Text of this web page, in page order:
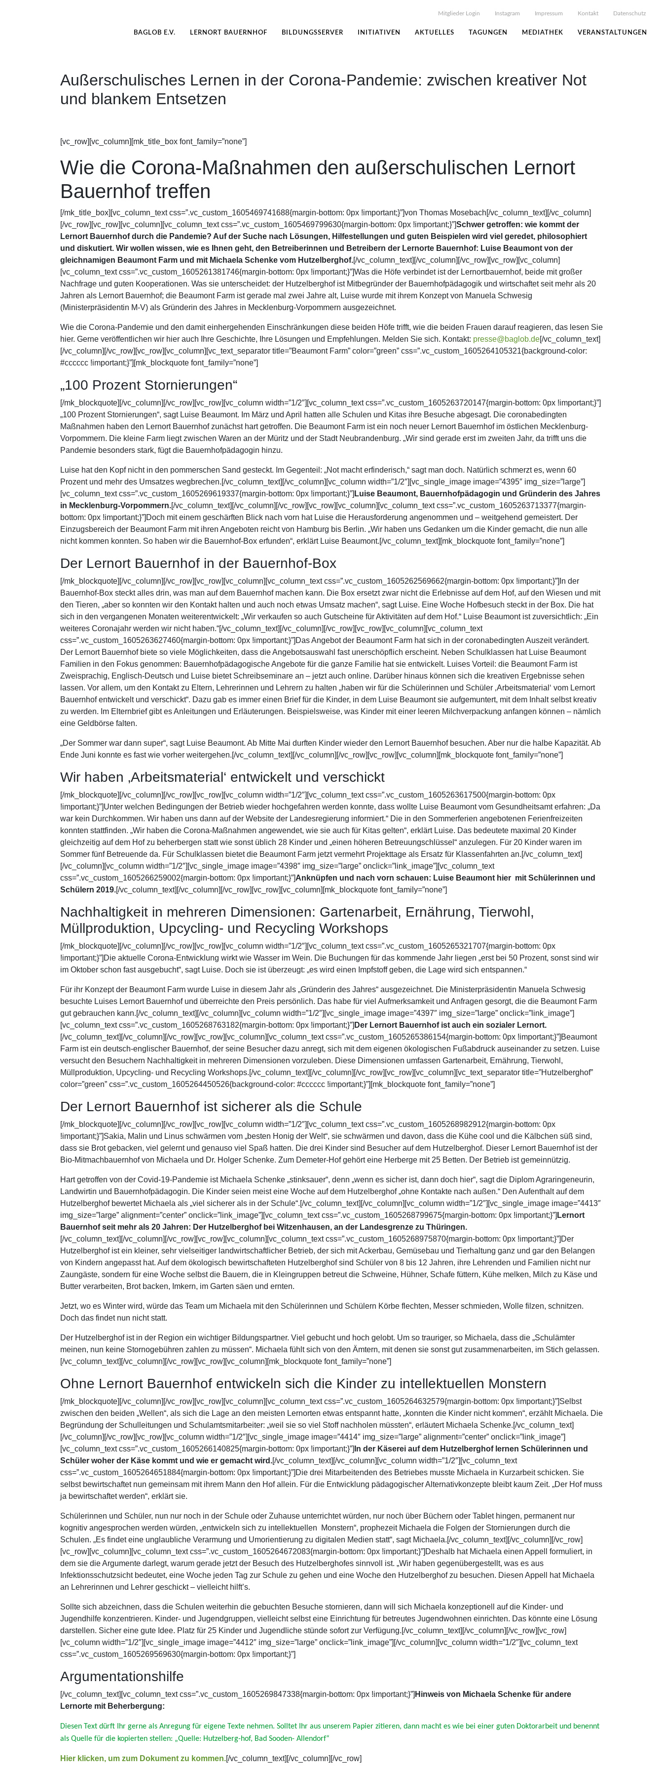
Mitglieder Login Instagram Impressum Kontakt Datenschutz
BAGLOB E.V. LERNORT BAUERNHOF BILDUNGSSERVER INITIATIVEN AKTUELLES TAGUNGEN MEDIATHEK VERANSTALTUNGEN
Außerschulisches Lernen in der Corona-Pandemie: zwischen kreativer Not
und blankem Entsetzen
[vc_row][vc_column][mk_title_box font_family=”none”]
Wie die Corona-Maßnahmen den außerschulischen Lernort
Bauernhof treffen
[/mk_title_box][vc_column_text css=”.vc_custom_1605469741688{margin-bottom: 0px !important;}”]von Thomas Mosebach[/vc_column_text][/vc_column]
[/vc_row][vc_row][vc_column][vc_column_text css=”.vc_custom_1605469799630{margin-bottom: 0px !important;}”]Schwer getroffen: wie kommt der
Lernort Bauernhof durch die Pandemie? Auf der Suche nach Lösungen, Hilfestellungen und guten Beispielen wird viel geredet, philosophiert
und diskutiert. Wir wollen wissen, wie es Ihnen geht, den Betreiberinnen und Betreibern der Lernorte Bauernhof: Luise Beaumont von der
gleichnamigen Beaumont Farm und mit Michaela Schenke vom Hutzelberghof.[/vc_column_text][/vc_column][/vc_row][vc_row][vc_column]
[vc_column_text css=”.vc_custom_1605261381746{margin-bottom: 0px !important;}”]Was die Höfe verbindet ist der Lernortbauernhof, beide mit großer
Nachfrage und guten Kooperationen. Was sie unterscheidet: der Hutzelberghof ist Mitbegründer der Bauernhofpädagogik und wirtschaftet seit mehr als 20
Jahren als Lernort Bauernhof; die Beaumont Farm ist gerade mal zwei Jahre alt, Luise wurde mit ihrem Konzept von Manuela Schwesig
(Ministerpräsidentin M-V) als Gründerin des Jahres in Mecklenburg-Vorpommern ausgezeichnet.
Wie die Corona-Pandemie und den damit einhergehenden Einschränkungen diese beiden Höfe trifft, wie die beiden Frauen darauf reagieren, das lesen Sie
hier. Gerne veröffentlichen wir hier auch Ihre Geschichte, Ihre Lösungen und Empfehlungen. Melden Sie sich. Kontakt: presse@baglob.de[/vc_column_text]
[/vc_column][/vc_row][vc_row][vc_column][vc_text_separator title=”Beaumont Farm” color=”green” css=”.vc_custom_1605264105321{background-color:
#cccccc !important;}”][mk_blockquote font_family=”none”]
„100 Prozent Stornierungen“
[/mk_blockquote][/vc_column][/vc_row][vc_row][vc_column width=”1/2″][vc_column_text css=”.vc_custom_1605263720147{margin-bottom: 0px !important;}”]
„100 Prozent Stornierungen“, sagt Luise Beaumont. Im März und April hatten alle Schulen und Kitas ihre Besuche abgesagt. Die coronabedingten
Maßnahmen haben den Lernort Bauernhof zunächst hart getroffen. Die Beaumont Farm ist ein noch neuer Lernort Bauernhof im östlichen Mecklenburg-
Vorpommern. Die kleine Farm liegt zwischen Waren an der Müritz und der Stadt Neubrandenburg. „Wir sind gerade erst im zweiten Jahr, da trifft uns die
Pandemie besonders stark, fügt die Bauernhofpädagogin hinzu.
Luise hat den Kopf nicht in den pommerschen Sand gesteckt. Im Gegenteil: „Not macht erfinderisch,“ sagt man doch. Natürlich schmerzt es, wenn 60
Prozent und mehr des Umsatzes wegbrechen.[/vc_column_text][/vc_column][vc_column width=”1/2″][vc_single_image image=”4395″ img_size=”large”]
[vc_column_text css=”.vc_custom_1605269619337{margin-bottom: 0px !important;}”] Luise Beaumont, Bauernhofpädagogin und Gründerin des Jahres
in Mecklenburg-Vorpommern.[/vc_column_text][/vc_column][/vc_row][vc_row][vc_column][vc_column_text css=”.vc_custom_1605263713377{margin-
bottom: 0px !important;}”]Doch mit einem geschärften Blick nach vorn hat Luise die Herausforderung angenommen und – weitgehend gemeistert. Der
Einzugsbereich der Beaumont Farm mit ihren Angeboten reicht von Hamburg bis Berlin. „Wir haben uns Gedanken um die Kinder gemacht, die nun alle
nicht kommen konnten. So haben wir die Bauernhof-Box erfunden“, erklärt Luise Beaumont.[/vc_column_text][mk_blockquote font_family=”none”]
Der Lernort Bauernhof in der Bauernhof-Box
[/mk_blockquote][/vc_column][/vc_row][vc_row][vc_column][vc_column_text css=”.vc_custom_1605262569662{margin-bottom: 0px !important;}”]In der
Bauernhof-Box steckt alles drin, was man auf dem Bauernhof machen kann. Die Box ersetzt zwar nicht die Erlebnisse auf dem Hof, auf den Wiesen und mit
den Tieren, „aber so konnten wir den Kontakt halten und auch noch etwas Umsatz machen“, sagt Luise. Eine Woche Hofbesuch steckt in der Box. Die hat
sich in den vergangenen Monaten weiterentwickelt: „Wir verkaufen so auch Gutscheine für Aktivitäten auf dem Hof.“ Luise Beaumont ist zuversichtlich: „Ein
weiteres Coronajahr werden wir nicht haben.“[/vc_column_text][/vc_column][/vc_row][vc_row][vc_column][vc_column_text
css=”.vc_custom_1605263627460{margin-bottom: 0px !important;}”]Das Angebot der Beaumont Farm hat sich in der coronabedingten Auszeit verändert.
Der Lernort Bauernhof biete so viele Möglichkeiten, dass die Angebotsauswahl fast unerschöpflich erscheint. Neben Schulklassen hat Luise Beaumont
Familien in den Fokus genommen: Bauernhofpädagogische Angebote für die ganze Familie hat sie entwickelt. Luises Vorteil: die Beaumont Farm ist
Zweisprachig, Englisch-Deutsch und Luise bietet Schreibseminare an – jetzt auch online. Darüber hinaus können sich die kreativen Ergebnisse sehen
lassen. Vor allem, um den Kontakt zu Eltern, Lehrerinnen und Lehrern zu halten „haben wir für die Schülerinnen und Schüler ‚Arbeitsmaterial‘ vom Lernort
Bauernhof entwickelt und verschickt“. Dazu gab es immer einen Brief für die Kinder, in dem Luise Beaumont sie aufgemuntert, mit dem Inhalt selbst kreativ
zu werden. Im Elternbrief gibt es Anleitungen und Erläuterungen. Beispielsweise, was Kinder mit einer leeren Milchverpackung anfangen können – nämlich
eine Geldbörse falten.
„Der Sommer war dann super“, sagt Luise Beaumont. Ab Mitte Mai durften Kinder wieder den Lernort Bauernhof besuchen. Aber nur die halbe Kapazität. Ab
Ende Juni konnte es fast wie vorher weitergehen.[/vc_column_text][/vc_column][/vc_row][vc_row][vc_column][mk_blockquote font_family=”none”]
Wir haben ‚Arbeitsmaterial‘ entwickelt und verschickt
[/mk_blockquote][/vc_column][/vc_row][vc_row][vc_column width=”1/2″][vc_column_text css=”.vc_custom_1605263617500{margin-bottom: 0px
!important;}”]Unter welchen Bedingungen der Betrieb wieder hochgefahren werden konnte, dass wollte Luise Beaumont vom Gesundheitsamt erfahren: „Da
war kein Durchkommen. Wir haben uns dann auf der Website der Landesregierung informiert.“ Die in den Sommerferien angebotenen Ferienfreizeiten
konnten stattfinden. „Wir haben die Corona-Maßnahmen angewendet, wie sie auch für Kitas gelten“, erklärt Luise. Das bedeutete maximal 20 Kinder
gleichzeitig auf dem Hof zu beherbergen statt wie sonst üblich 28 Kinder und „einen höheren Betreuungschlüssel“ anzulegen. Für 20 Kinder waren im
Sommer fünf Betreuende da. Für Schulklassen bietet die Beaumont Farm jetzt vermehrt Projekttage als Ersatz für Klassenfahrten an.[/vc_column_text]
[/vc_column][vc_column width=”1/2″][vc_single_image image=”4398″ img_size=”large” onclick=”link_image”][vc_column_text
css=”.vc_custom_1605266259002{margin-bottom: 0px !important;}”]Anknüpfen und nach vorn schauen: Luise Beaumont hier mit Schülerinnen und
Schülern 2019.[/vc_column_text][/vc_column][/vc_row][vc_row][vc_column][mk_blockquote font_family=”none”]
Nachhaltigkeit in mehreren Dimensionen: Gartenarbeit, Ernährung, Tierwohl,
Müllproduktion, Upcycling- und Recycling Workshops
[/mk_blockquote][/vc_column][/vc_row][vc_row][vc_column width=”1/2″][vc_column_text css=”.vc_custom_1605265321707{margin-bottom: 0px
!important;}”]Die aktuelle Corona-Entwicklung wirkt wie Wasser im Wein. Die Buchungen für das kommende Jahr liegen „erst bei 50 Prozent, sonst sind wir
im Oktober schon fast ausgebucht“, sagt Luise. Doch sie ist überzeugt: „es wird einen Impfstoff geben, die Lage wird sich entspannen.“
Für ihr Konzept der Beaumont Farm wurde Luise in diesem Jahr als „Gründerin des Jahres“ ausgezeichnet. Die Ministerpräsidentin Manuela Schwesig
besuchte Luises Lernort Bauernhof und überreichte den Preis persönlich. Das habe für viel Aufmerksamkeit und Anfragen gesorgt, die die Beaumont Farm
gut gebrauchen kann.[/vc_column_text][/vc_column][vc_column width=”1/2″][vc_single_image image=”4397″ img_size=”large” onclick=”link_image”]
[vc_column_text css=”.vc_custom_1605268763182{margin-bottom: 0px !important;}”] Der Lernort Bauernhof ist auch ein sozialer Lernort.
[/vc_column_text][/vc_column][/vc_row][vc_row][vc_column][vc_column_text css=”.vc_custom_1605265386154{margin-bottom: 0px !important;}”]Beaumont
Farm ist ein deutsch-englischer Bauernhof, der seine Besucher dazu anregt, sich mit dem eigenen ökologischen Fußabdruck auseinander zu setzen. Luise
versucht den Besuchern Nachhaltigkeit in mehreren Dimensionen vorzuleben. Diese Dimensionen umfassen Gartenarbeit, Ernährung, Tierwohl,
Müllproduktion, Upcycling- und Recycling Workshops.[/vc_column_text][/vc_column][/vc_row][vc_row][vc_column][vc_text_separator title=”Hutzelberghof”
color=”green” css=”.vc_custom_1605264450526{background-color: #cccccc !important;}”][mk_blockquote font_family=”none”]
Der Lernort Bauernhof ist sicherer als die Schule
[/mk_blockquote][/vc_column][/vc_row][vc_row][vc_column width=”1/2″][vc_column_text css=”.vc_custom_1605268982912{margin-bottom: 0px
!important;}”]Sakia, Malin und Linus schwärmen vom „besten Honig der Welt“, sie schwärmen und davon, dass die Kühe cool und die Kälbchen süß sind,
dass sie Brot gebacken, viel gelernt und genauso viel Spaß hatten. Die drei Kinder sind Besucher auf dem Hutzelberghof. Dieser Lernort Bauernhof ist der
Bio-Mitmachbauernhof von Michaela und Dr. Holger Schenke. Zum Demeter-Hof gehört eine Herberge mit 25 Betten. Der Betrieb ist gemeinnützig.
Hart getroffen von der Covid-19-Pandemie ist Michaela Schenke „stinksauer“, denn „wenn es sicher ist, dann doch hier“, sagt die Diplom Agraringeneurin,
Landwirtin und Bauernhofpädagogin. Die Kinder seien meist eine Woche auf dem Hutzelberghof „ohne Kontakte nach außen.“ Den Aufenthalt auf dem
Hutzelberghof bewertet Michaela als „viel sicherer als in der Schule“.[/vc_column_text][/vc_column][vc_column width=”1/2″][vc_single_image image=”4413″
img_size=”large” alignment=”center” onclick=”link_image”][vc_column_text css=”.vc_custom_1605268799675{margin-bottom: 0px !important;}”] Lernort
Bauernhof seit mehr als 20 Jahren: Der Hutzelberghof bei Witzenhausen, an der Landesgrenze zu Thüringen.
[/vc_column_text][/vc_column][/vc_row][vc_row][vc_column][vc_column_text css=”.vc_custom_1605268975870{margin-bottom: 0px !important;}”]Der
Hutzelberghof ist ein kleiner, sehr vielseitiger landwirtschaftlicher Betrieb, der sich mit Ackerbau, Gemüsebau und Tierhaltung ganz und gar den Belangen
von Kindern angepasst hat. Auf dem ökologisch bewirtschafteten Hutzelberghof sind Schüler von 8 bis 12 Jahren, ihre Lehrenden und Familien nicht nur
Zaungäste, sondern für eine Woche selbst die Bauern, die in Kleingruppen betreut die Schweine, Hühner, Schafe füttern, Kühe melken, Milch zu Käse und
Butter verarbeiten, Brot backen, Imkern, im Garten säen und ernten.
Jetzt, wo es Winter wird, würde das Team um Michaela mit den Schülerinnen und Schülern Körbe flechten, Messer schmieden, Wolle filzen, schnitzen.
Doch das findet nun nicht statt.
Der Hutzelberghof ist in der Region ein wichtiger Bildungspartner. Viel gebucht und hoch gelobt. Um so trauriger, so Michaela, dass die „Schulämter
meinen, nun keine Stornogebühren zahlen zu müssen“. Michaela fühlt sich von den Ämtern, mit denen sie sonst gut zusammenarbeiten, im Stich gelassen.
[/vc_column_text][/vc_column][/vc_row][vc_row][vc_column][mk_blockquote font_family=”none”]
Ohne Lernort Bauernhof entwickeln sich die Kinder zu intellektuellen Monstern
[/mk_blockquote][/vc_column][/vc_row][vc_row][vc_column][vc_column_text css=”.vc_custom_1605264632579{margin-bottom: 0px !important;}”]Selbst
zwischen den beiden „Wellen“, als sich die Lage an den meisten Lernorten etwas entspannt hatte, „konnten die Kinder nicht kommen“, erzählt Michaela. Die
Begründung der Schulleitungen und Schulamtsmitarbeiter: „weil sie so viel Stoff nachholen müssten“, erläutert Michaela Schenke.[/vc_column_text]
[/vc_column][/vc_row][vc_row][vc_column width=”1/2″][vc_single_image image=”4414″ img_size=”large” alignment=”center” onclick=”link_image”]
[vc_column_text css=”.vc_custom_1605266140825{margin-bottom: 0px !important;}”] In der Käserei auf dem Hutzelberghof lernen Schülerinnen und
Schüler woher der Käse kommt und wie er gemacht wird.[/vc_column_text][/vc_column][vc_column width=”1/2″][vc_column_text
css=”.vc_custom_1605264651884{margin-bottom: 0px !important;}”]Die drei Mitarbeitenden des Betriebes musste Michaela in Kurzarbeit schicken. Sie
selbst bewirtschaftet nun gemeinsam mit ihrem Mann den Hof allein. Für die Entwicklung pädagogischer Alternativkonzepte bleibt kaum Zeit. „Der Hof muss
ja bewirtschaftet werden“, erklärt sie.
Schülerinnen und Schüler, nun nur noch in der Schule oder Zuhause unterrichtet würden, nur noch über Büchern oder Tablet hingen, permanent nur
kognitiv angesprochen werden würden, „entwickeln sich zu intellektuellen Monstern“, prophezeit Michaela die Folgen der Stornierungen durch die
Schulen. „Es findet eine unglaubliche Verarmung und Umorientierung zu digitalen Medien statt“, sagt Michaela.[/vc_column_text][/vc_column][/vc_row]
[vc_row][vc_column][vc_column_text css=”.vc_custom_1605264672083{margin-bottom: 0px !important;}”]Deshalb hat Michaela einen Appell formuliert, in
dem sie die Argumente darlegt, warum gerade jetzt der Besuch des Hutzelberghofes sinnvoll ist. „Wir haben gegenübergestellt, was es aus
Infektionsschutzsicht bedeutet, eine Woche jeden Tag zur Schule zu gehen und eine Woche den Hutzelberghof zu besuchen. Diesen Appell hat Michaela
an Lehrerinnen und Lehrer geschickt – vielleicht hilft’s.
Sollte sich abzeichnen, dass die Schulen weiterhin die gebuchten Besuche stornieren, dann will sich Michaela konzeptionell auf die Kinder- und
Jugendhilfe konzentrieren. Kinder- und Jugendgruppen, vielleicht selbst eine Einrichtung für betreutes Jugendwohnen einrichten. Das könnte eine Lösung
darstellen. Sicher eine gute Idee. Platz für 25 Kinder und Jugendliche stünde sofort zur Verfügung.[/vc_column_text][/vc_column][/vc_row][vc_row]
[vc_column width=”1/2″][vc_single_image image=”4412″ img_size=”large” onclick=”link_image”][/vc_column][vc_column width=”1/2″][vc_column_text
css=”.vc_custom_1605269569630{margin-bottom: 0px !important;}”]
Argumentationshilfe
[/vc_column_text][vc_column_text css=”.vc_custom_1605269847338{margin-bottom: 0px !important;}”] Hinweis von Michaela Schenke für andere
Lernorte mit Beherbergung:
Diesen Text dürft Ihr gerne als Anregung für eigene Texte nehmen. Solltet Ihr aus unserem Papier zitieren, dann macht es wie bei einer guten Doktorarbeit und benennt
als Quelle für die kopierten stellen: „Quelle: Hutzelberg-hof, Bad Sooden- Allendorf“
Hier klicken, um zum Dokument zu kommen.[/vc_column_text][/vc_column][/vc_row]